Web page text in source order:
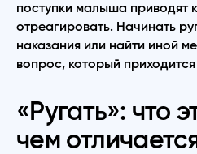
поступки малыша приводят
отреагировать. Начинать
наказания или найти иной
вопрос, который
«Ругать»: что
чем